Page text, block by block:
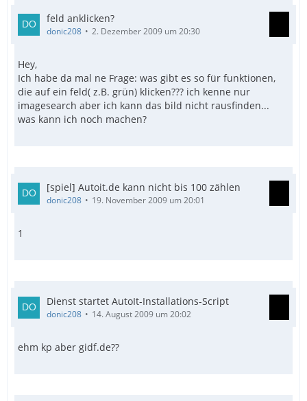
feld anklicken?
donic208 2. Dezember 2009 um 20:30
Hey,
Ich habe da mal ne Frage: was gibt es so für funktionen,
die auf ein feld( z.B. grün) klicken??? ich kenne nur
imagesearch aber ich kann das bild nicht rausfinden...
was kann ich noch machen?
[spiel] Autoit.de kann nicht bis 100 zählen
donic208 19. November 2009 um 20:01
1
Dienst startet AutoIt-Installations-Script
donic208 14. August 2009 um 20:02
ehm kp aber gidf.de??